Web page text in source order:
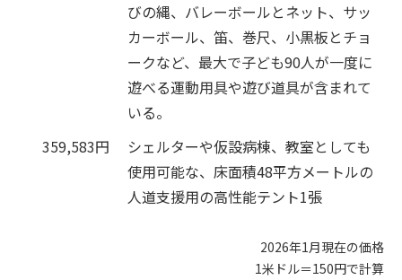
びの縄、バレーボールとネット、サッ
カーボール、笛、巻尺、小黒板とチョ
ークなど、最大で子ども90人が一度に
遊べる運動用具や遊び道具が含まれて
いる。
359,583円
シェルターや仮設病棟、教室としても
使用可能な、床面積48平方メートルの
人道支援用の高性能テント1張
2026年1月現在の価格
1米ドル＝150円で計算